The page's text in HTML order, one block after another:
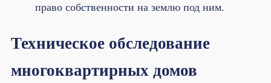
право собственности на землю под ним.
Техническое обследование
многоквартирных домов